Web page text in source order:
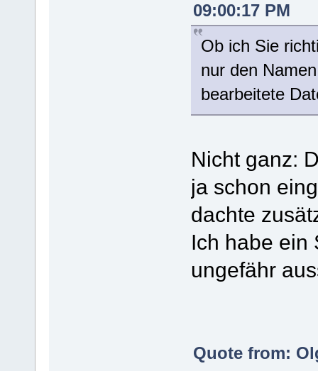
09:00:17 PM
Ob ich Sie
nur den
bearbeitete
Nicht ganz:
ja schon
dachte
Ich habe ein
ungefähr
Quote from: